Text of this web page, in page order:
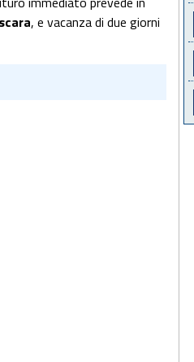
, e vacanza di due giorni